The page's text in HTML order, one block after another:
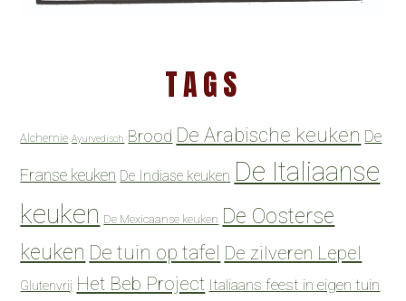
TAGS
Alchemie Ayurvedisch Brood De Arabische keuken De
Franse keuken De Indiase keuken De Italiaanse
keuken De Mexicaanse keuken De Oosterse
keuken De tuin op tafel De zilveren Lepel
Glutenvrij Het Beb Project Italiaans feest in eigen tuin